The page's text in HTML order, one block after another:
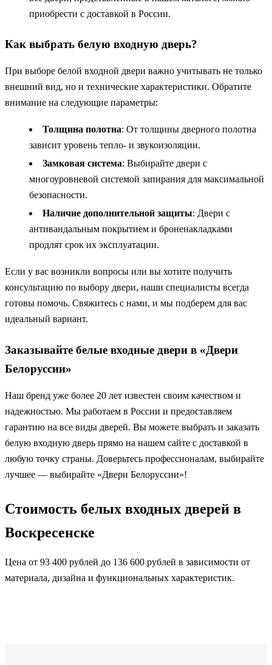
приобрести с доставкой в России.
Как выбрать белую входную дверь?
При выборе белой входной двери важно учитывать не только
внешний вид, но и технические характеристики. Обратите
внимание на следующие параметры:
Толщина полотна: От толщины дверного полотна
зависит уровень тепло- и звукоизоляции.
Замковая система: Выбирайте двери с
многоуровневой системой запирания для максимальной
безопасности.
Наличие дополнительной защиты: Двери с
антивандальным покрытием и броненакладками
продлят срок их эксплуатации.
Если у вас возникли вопросы или вы хотите получить
консультацию по выбору двери, наши специалисты всегда
готовы помочь. Свяжитесь с нами, и мы подберем для вас
идеальный вариант.
Заказывайте белые входные двери в «Двери
Белоруссии»
Наш бренд уже более 20 лет известен своим качеством и
надежностью. Мы работаем в России и предоставляем
гарантию на все виды дверей. Вы можете выбрать и заказать
белую входную дверь прямо на нашем сайте с доставкой в
любую точку страны. Доверьтесь профессионалам, выбирайте
лучшее — выбирайте «Двери Белоруссии»!
Стоимость белых входных дверей в
Воскресенске
Цена от 93 400 рублей до 136 600 рублей в зависимости от
материала, дизайна и функциональных характеристик.